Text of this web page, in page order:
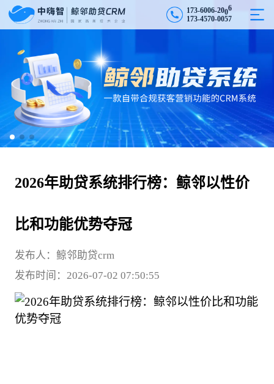
173-6006-2006
173-4570-0057
2026年助贷系统排行榜：鲸邻以性价
比和功能优势夺冠
发布人：鲸邻助贷crm
发布时间：2026-07-02 07:50:55